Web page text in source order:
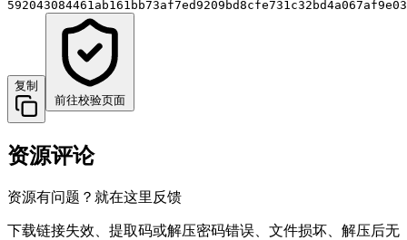
复制
前往校验页面
资源评论
资源有问题？就在这里反馈
下载链接失效、提取码或解压密码错误、文件损坏、解压后无